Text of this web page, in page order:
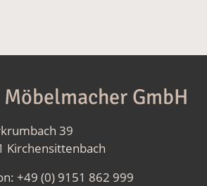
GmbH
39
Kirchensittenbach
+49 (0) 9151 862 999